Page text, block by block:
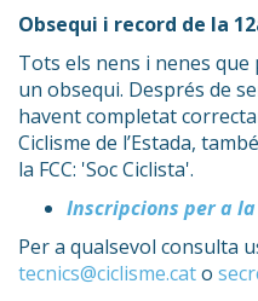
Obsequi i record de la
Tots els nens i nenes
un obsequi. Després de
havent completat
Ciclisme de l’Estada,
la FCC: 'Soc Ciclista'.
Inscripcions per a
Per a qualsevol consulta
tecnics@ciclisme.cato